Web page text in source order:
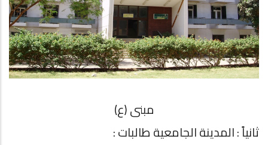
مبنى (ع)
ثانياً : المدينة الجامعية طالبات :